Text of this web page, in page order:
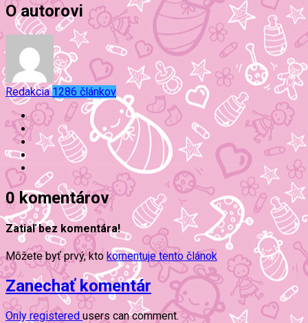
O autorovi
Redakcia1286 článkov
0 komentárov
Zatiaľ bez komentára!
Môžete byť prvý, ktokomentuje tento článok
Zanechať komentár
Only registered users can comment.